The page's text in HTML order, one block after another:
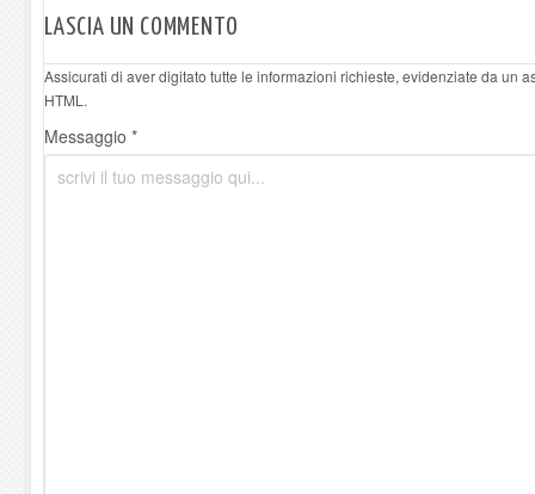
LASCIA UN COMMENTO
Assicurati di aver digitato tutte le informazioni richieste, evidenziate da un
HTML.
Messaggio *